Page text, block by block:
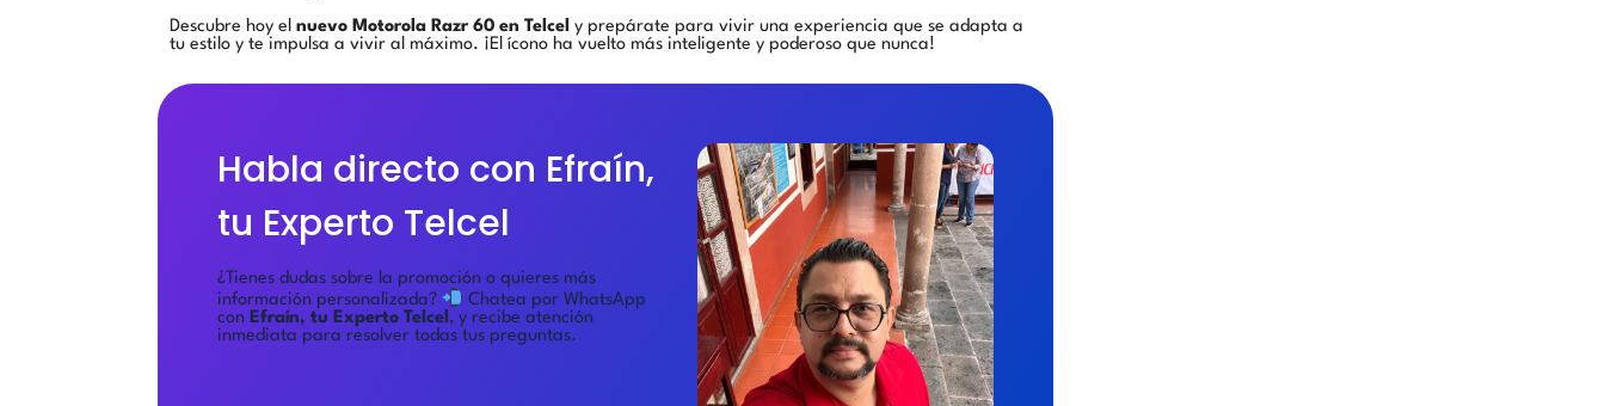
Descubre hoy el nuevo Motorola Razr 60 en Telcel y prepárate para vivir una experiencia que se adapta a
tu estilo y te impulsa a vivir al máximo. ¡El ícono ha vuelto más inteligente y poderoso que nunca!
Habla directo con Efraín,
tu Experto Telcel
¿Tienes dudas sobre la promoción o quieres más
información personalizada?
Chatea por WhatsApp
con Efraín, tu Experto Telcel , y recibe atención
inmediata para resolver todas tus preguntas.